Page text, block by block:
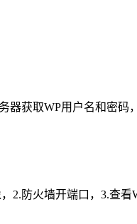
获取WP用户名和密
2.防火墙开端口，3.查